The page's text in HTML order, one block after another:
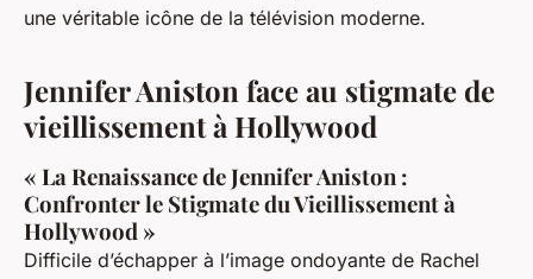
une véritable icône de la télévision moderne.
Jennifer Aniston face au stigmate de
vieillissement à Hollywood
« La Renaissance de Jennifer Aniston :
Confronter le Stigmate du Vieillissement à
Hollywood »
Difficile d’échapper à l’image ondoyante de Rachel